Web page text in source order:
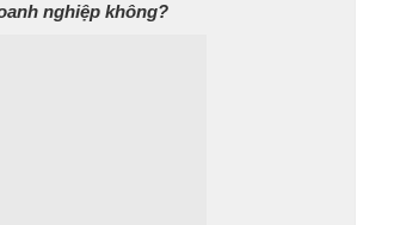
nghiệp không?